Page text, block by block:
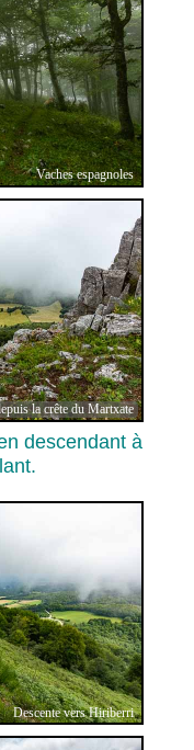
Vaches espagnoles
la crête du Martxate
descendant à
Descente vers Hiriberri